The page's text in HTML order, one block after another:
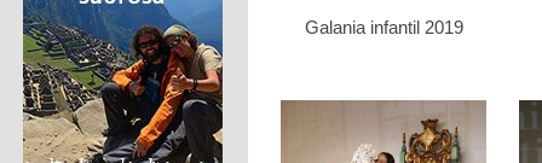
Galania infantil 2019